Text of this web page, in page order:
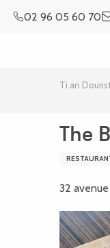
02 96 05 60 70
Ti an
The
32